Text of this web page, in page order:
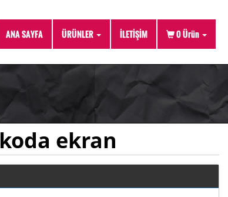
ANA SAYFA ÜRÜNLER İLETİŞİM 0Ürün
ekran